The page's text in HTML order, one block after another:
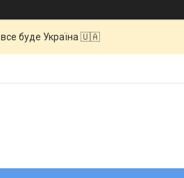
все буде Україна 🇺🇦